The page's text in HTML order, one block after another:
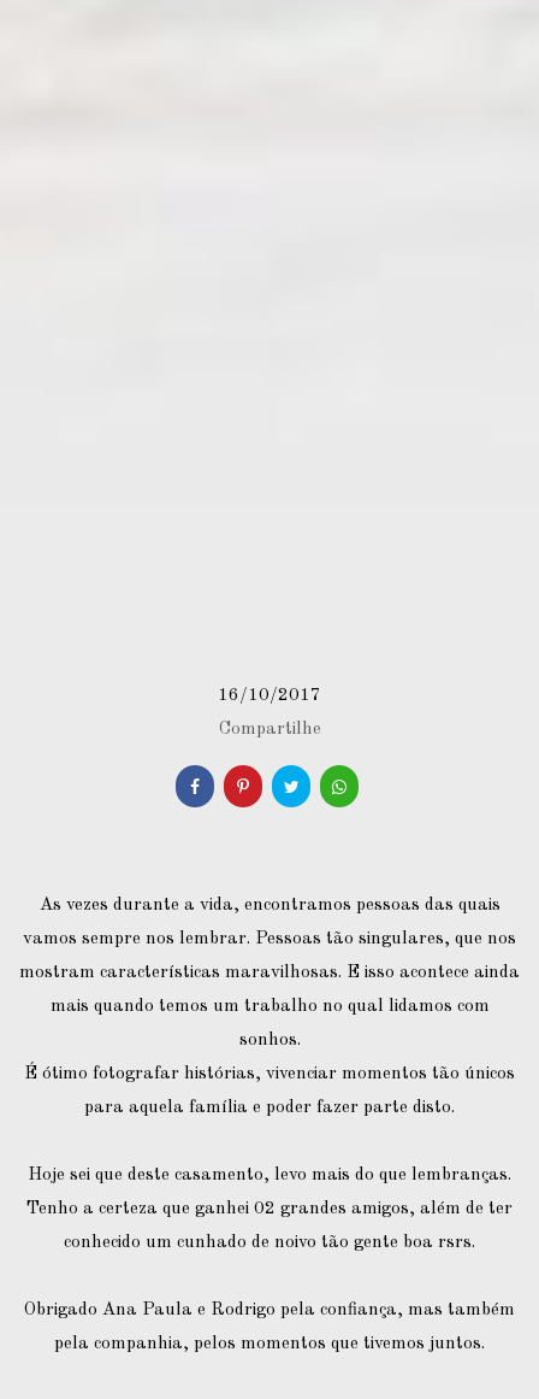
16/10/2017
Compartilhe
As vezes durante a vida, encontramos pessoas das quais
vamos sempre nos lembrar. Pessoas tão singulares, que nos
mostram características maravilhosas. E isso acontece ainda
mais quando temos um trabalho no qual lidamos com
sonhos.
É ótimo fotografar histórias, vivenciar momentos tão únicos
para aquela família e poder fazer parte disto.
Hoje sei que deste casamento, levo mais do que lembranças.
Tenho a certeza que ganhei 02 grandes amigos, além de ter
conhecido um cunhado de noivo tão gente boa rsrs.
Obrigado Ana Paula e Rodrigo pela confiança, mas também
pela companhia, pelos momentos que tivemos juntos.